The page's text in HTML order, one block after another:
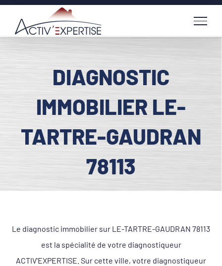
Passer
contenu
DIAGNOSTIC
IMMOBILIER LE-
TARTRE-GAUDRAN
78113
Le diagnostic immobilier sur LE-TARTRE-GAUDRAN 78113
est la spécialité de votre diagnostiqueur
ACTIV'EXPERTISE. Sur cette ville, votre diagnostiqueur